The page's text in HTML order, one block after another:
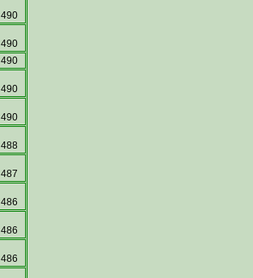
490
490
490
490
490
488
487
486
486
486